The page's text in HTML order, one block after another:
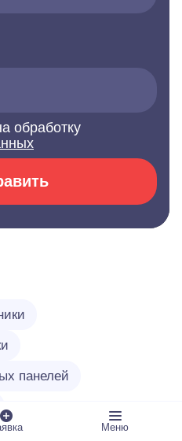
обработку
панелей
Меню